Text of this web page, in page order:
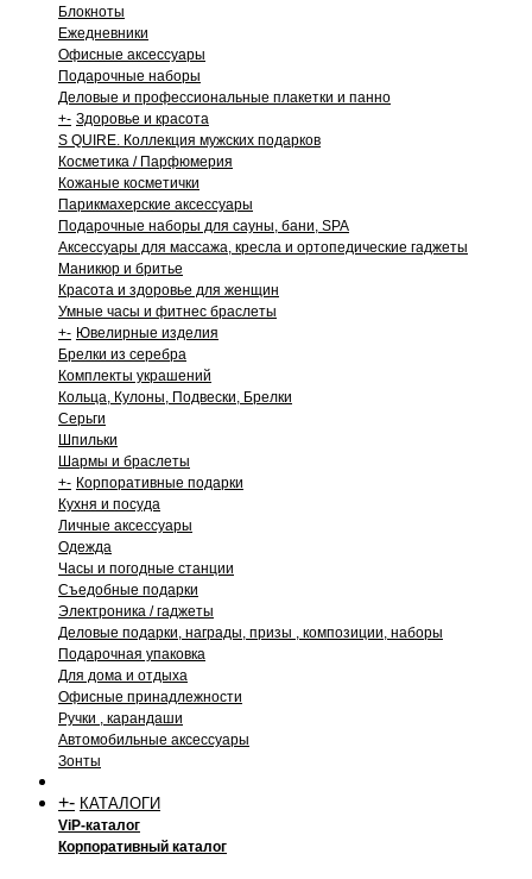
Блокноты
Ежедневники
Офисные аксессуары
Подарочные наборы
Деловые и профессиональные плакетки и панно
+- Здоровье и красота
S QUIRE. Коллекция мужских подарков
Косметика / Парфюмерия
Кожаные косметички
Парикмахерские аксессуары
Подарочные наборы для сауны, бани, SPA
Аксессуары для массажа, кресла и ортопедические гаджеты
Маникюр и бритье
Красота и здоровье для женщин
Умные часы и фитнес браслеты
+- Ювелирные изделия
Брелки из серебра
Комплекты украшений
Кольца, Кулоны, Подвески, Брелки
Серьги
Шпильки
Шармы и браслеты
+- Корпоративные подарки
Кухня и посуда
Личные аксессуары
Одежда
Часы и погодные станции
Съедобные подарки
Электроника / гаджеты
Деловые подарки, награды, призы , композиции, наборы
Подарочная упаковка
Для дома и отдыха
Офисные принадлежности
Ручки , карандаши
Автомобильные аксессуары
Зонты
+- КАТАЛОГИ
ViP-каталог
Корпоративный каталог